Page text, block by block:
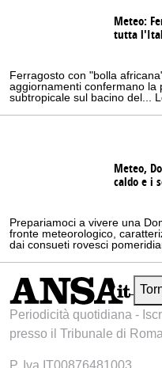
Meteo:
tutta
Ferragosto con "bolla
aggiornamenti confermano la
subtropicale sul bacino del...
Meteo,
caldo e i
Prepariamoci a vivere una
fronte meteorologico,
dai consueti rovesci
Periodicità quotidiana -
presso il Tribunale di